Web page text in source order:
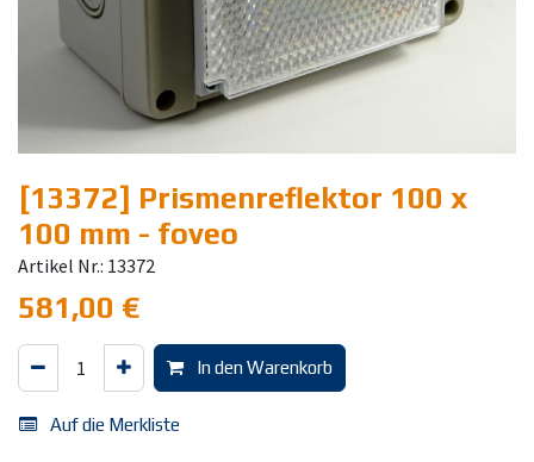
[13372] Prismenreflektor 100 x
100 mm - foveo
Artikel Nr.: 13372
581,00 €
In den Warenkorb
Auf die Merkliste